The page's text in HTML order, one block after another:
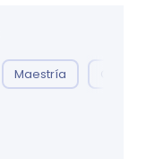
Maestría